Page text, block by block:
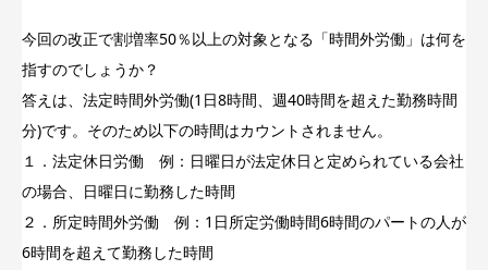
今回の改正で割増率50％以上の対象となる「時間外労働」は何を
指すのでしょうか？
答えは、法定時間外労働(1日8時間、週40時間を超えた勤務時間
分)です。そのため以下の時間はカウントされません。
１．法定休日労働 例：日曜日が法定休日と定められている会社
の場合、日曜日に勤務した時間
２．所定時間外労働 例：1日所定労働時間6時間のパートの人が
6時間を超えて勤務した時間